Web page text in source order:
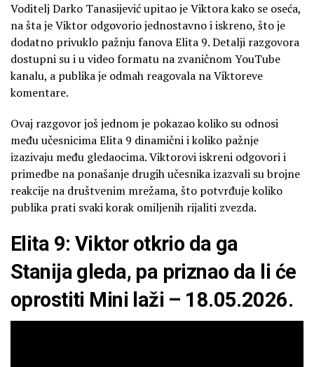
Voditelj Darko Tanasijević upitao je Viktora kako se oseća,
na šta je Viktor odgovorio jednostavno i iskreno, što je
dodatno privuklo pažnju fanova Elita 9. Detalji razgovora
dostupni su i u video formatu na zvaničnom YouTube
kanalu, a publika je odmah reagovala na Viktoreve
komentare.
Ovaj razgovor još jednom je pokazao koliko su odnosi
među učesnicima Elita 9 dinamični i koliko pažnje
izazivaju među gledaocima. Viktorovi iskreni odgovori i
primedbe na ponašanje drugih učesnika izazvali su brojne
reakcije na društvenim mrežama, što potvrđuje koliko
publika prati svaki korak omiljenih rijaliti zvezda.
Elita 9: Viktor otkrio da ga
Stanija gleda, pa priznao da li će
oprostiti Mini laži – 18.05.2026.